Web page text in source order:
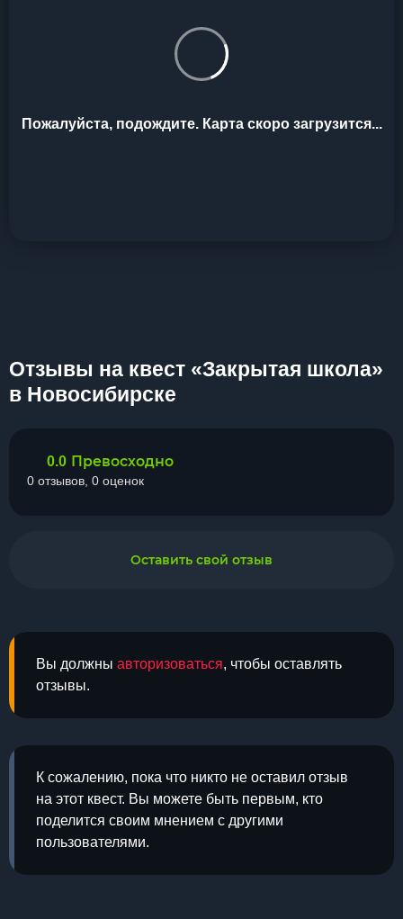
Пожалуйста, подождите. Карта скоро загрузится...
Отзывы на квест «Закрытая школа»
в Новосибирске
Вы должны авторизоваться, чтобы оставлять
отзывы.
К сожалению, пока что никто не оставил отзыв
на этот квест. Вы можете быть первым, кто
поделится своим мнением с другими
пользователями.
0.0 Превосходно
0 отзывов, 0 оценок
Оставить свой отзыв